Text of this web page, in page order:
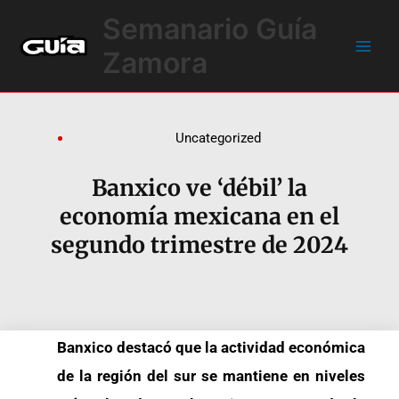
contenido
Semanario Guía
Zamora
Uncategorized
Banxico ve ‘débil’ la
economía mexicana en el
segundo trimestre de 2024
Banxico destacó que la actividad económica
de la región del sur se mantiene en niveles